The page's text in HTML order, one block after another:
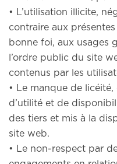
• L’utilisation illicite,
contraire aux
bonne foi, aux usages
l’ordre public du site
contenus par les
• Le manque de
d’utilité et de
des tiers et mis à la
site web.
• Le non-respect par